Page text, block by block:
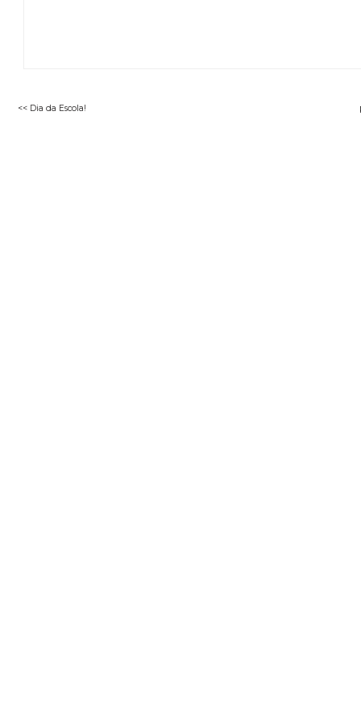
<< Dia da Escola!